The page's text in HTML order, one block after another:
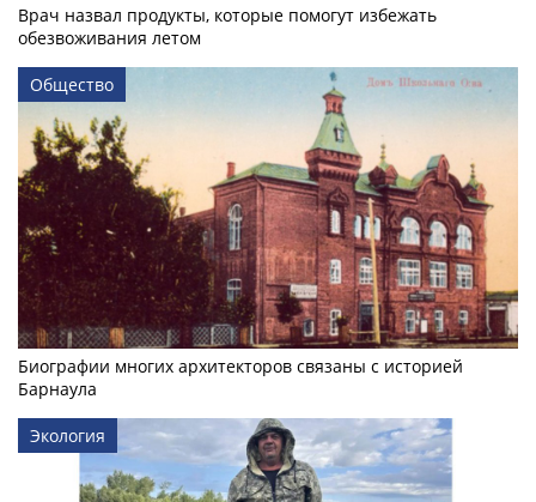
Врач назвал продукты, которые помогут избежать
обезвоживания летом
Общество
Биографии многих архитекторов связаны с историей
Барнаула
Экология